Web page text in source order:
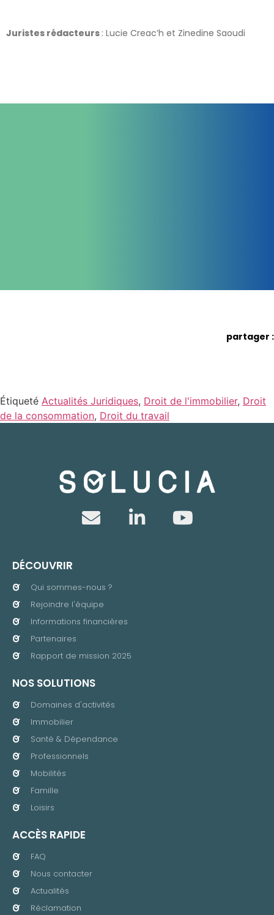
Juristes rédacteurs : Lucie Creac’h et Zinedine Saoudi
partager :
Étiqueté Actualités Juridiques, Droit de l'immobilier, Droit
de la consommation, Droit du travail
DÉCOUVRIR
Qui sommes-nous ?
Rejoindre l'équipe
Informations financières
Partenaires
Rapport de mission 2025
NOS SOLUTIONS
Domaines d'activités
Immobilier
Santé & Dépendance
Professionnels
Mobilités
Famille
Loisirs
ACCÈS RAPIDE
FAQ
Nous contacter
Actualités
Réclamation